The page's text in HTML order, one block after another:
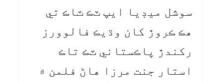
سوشل ميڊيا ايپ ٽڪ ٽاڪ تي
هڪ ڪروڙ کان وڌيڪ فالوورز
رکندڙ پاڪستاني ٽڪ تاڪ
استار جنت مرزا هاڻ فلمن ۾